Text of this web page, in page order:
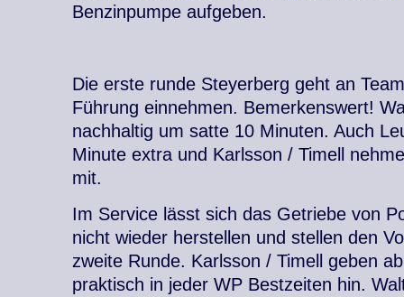
Benzinpumpe aufgeben.
Die erste runde Steyerberg geht an
Führung einnehmen. Bemerkenswert!
nachhaltig um satte 10 Minuten. Auch
Minute extra und Karlsson / Timell
mit.
Im Service lässt sich das Getriebe von
nicht wieder herstellen und stellen den
zweite Runde. Karlsson / Timell geben
praktisch in jeder WP Bestzeiten hin.